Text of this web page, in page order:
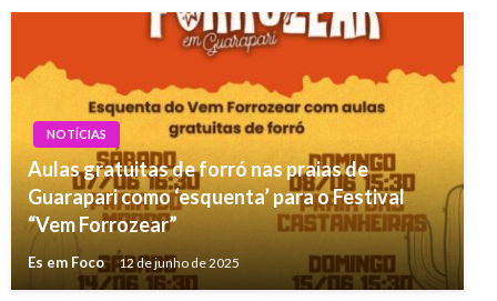
NOTÍCIAS
Aulas gratuitas de forró nas praias de
Guarapari como ‘esquenta’ para o Festival
“Vem Forrozear”
Es em Foco 12 de junho de 2025